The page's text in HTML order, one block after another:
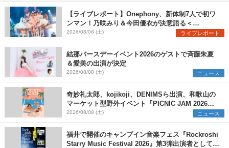
【ライブレポート】Onephony、新体制7人で初ワ
ンマン！乃咲みり＆今田優衣が決意語る＜
Onephony新体制1st Oneman Live はじまりの夏
＞
2026/08/08 (土) ライブレポート
結那バースデーイベント2026のゲストで斉藤朱夏
＆愛美の出演が決定
2026/08/08 (土) ニュース
奇妙礼太郎、kojikoji、DENIMSら出演、和歌山の
マーケット型野外イベント『PICNIC JAM 2026』
早割チケット発売開始
2026/08/08 (土) ニュース
福井で開催のキャンプイン音楽フェス『Rockroshi
Starry Music Festival 2026』第3弾出演者として